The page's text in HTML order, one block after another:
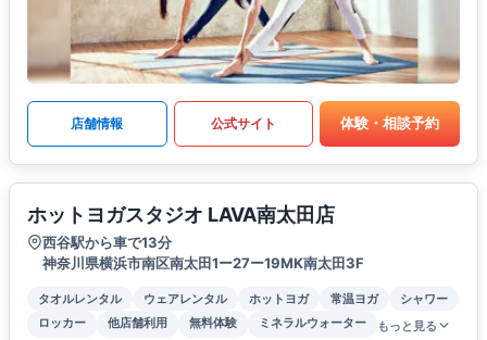
店舗情報 公式サイト 体験・相談予約
ホットヨガスタジオ LAVA南太田店
西谷駅から車で13分
神奈川県横浜市南区南太田1ー27ー19MK南太田3F
タオルレンタル ウェアレンタル ホットヨガ 常温ヨガ
シャワー
ロッカー
他店舗利用 無料体験 ミネラルウォーター もっと見る